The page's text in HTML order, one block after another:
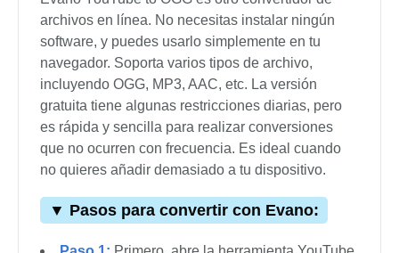
archivos en línea. No necesitas instalar ningún
software, y puedes usarlo simplemente en tu
navegador. Soporta varios tipos de archivo,
incluyendo OGG, MP3, AAC, etc. La versión
gratuita tiene algunas restricciones diarias, pero
es rápida y sencilla para realizar conversiones
que no ocurren con frecuencia. Es ideal cuando
no quieres añadir demasiado a tu dispositivo.
▼ Pasos para convertir con Evano: